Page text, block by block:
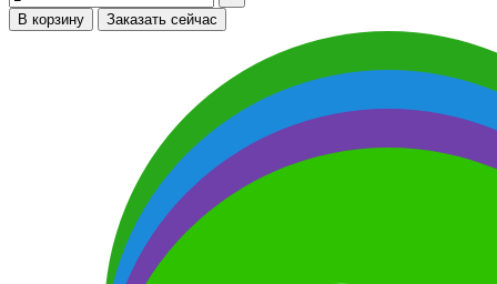
В корзину Заказать сейчас